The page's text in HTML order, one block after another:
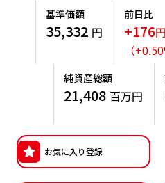
確定拠出年金について
確定拠出年金での商品の選び
投資の教室
ニッセイアセットの重要課題
サステナビリティへの取り組み
サステナビリティレポート
日本版スチュワードシップ・コ
採用情報
公式キャラクターのご紹介
基準価額
35,332 円
前日比
+176円
（+0.50
純資産総額
21,408 百万円
お気に入り登録